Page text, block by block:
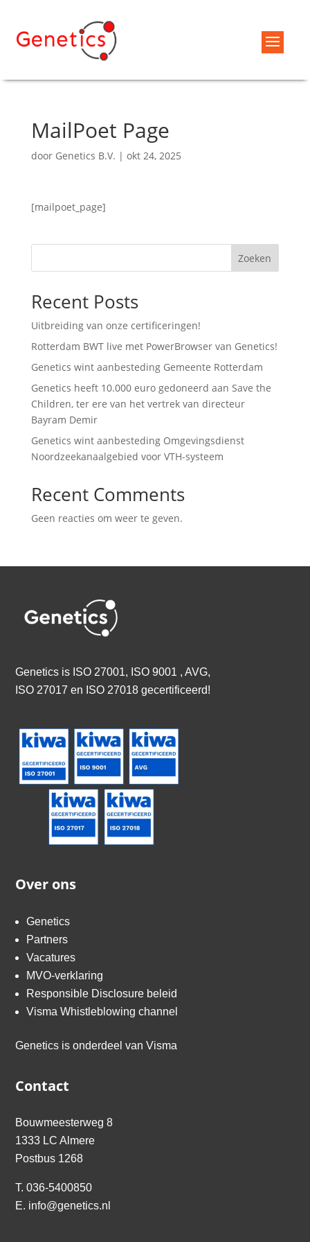
MailPoet Page
door Genetics B.V. | okt 24, 2025
[mailpoet_page]
Zoeken
Recent Posts
Uitbreiding van onze certificeringen!
Rotterdam BWT live met PowerBrowser van Genetics!
Genetics wint aanbesteding Gemeente Rotterdam
Genetics heeft 10.000 euro gedoneerd aan Save the
Children, ter ere van het vertrek van directeur
Bayram Demir
Genetics wint aanbesteding Omgevingsdienst
Noordzeekanaalgebied voor VTH-systeem
Recent Comments
Geen reacties om weer te geven.
Genetics is ISO 27001, ISO 9001 , AVG,
ISO 27017 en ISO 27018 gecertificeerd!
Over ons
Genetics
Partners
Vacatures
MVO-verklaring
Responsible Disclosure beleid
Visma Whistleblowing channel
Genetics is onderdeel vanVisma
Contact
Bouwmeesterweg 8
1333 LC Almere
Postbus 1268
T. 036-5400850
E. info@genetics.nl